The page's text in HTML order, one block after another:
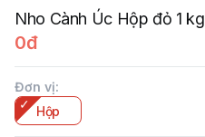
Nho Cành Úc Hộp đỏ 1 kg
0đ
Đơn vị:
Hộp